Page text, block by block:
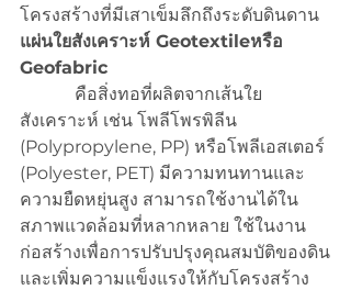
โครงสร้างที่มีเสาเข็มลึกถึงระดับดินดาน
แผ่นใยสังเคราะห์ Geotextileหรือ
Geofabric
คือสิ่งทอที่ผลิตจากเส้นใย
สังเคราะห์ เช่น โพลีโพรพิลีน
(Polypropylene, PP) หรือโพลีเอสเตอร์
(Polyester, PET) มีความทนทานและ
ความยืดหยุ่นสูง สามารถใช้งานได้ใน
สภาพแวดล้อมที่หลากหลาย ใช้ในงาน
ก่อสร้างเพื่อการปรับปรุงคุณสมบัติของดิน
และเพิ่มความแข็งแรงให้กับโครงสร้าง